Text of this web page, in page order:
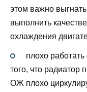
этом важно
выполнить
охлаждения
плохо
того, что радиатор
ОЖ плохо